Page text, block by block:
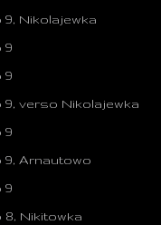
Nikolajewka
9
9
verso Nikolajewka
9
Arnautowo
9
Nikitowka